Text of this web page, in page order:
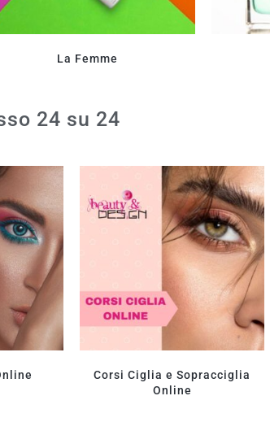
La Femme
24 su 24
Corsi Ciglia e Sopracciglia
Online